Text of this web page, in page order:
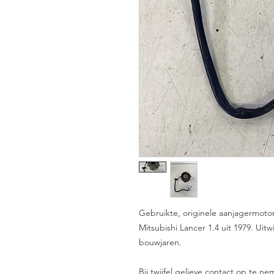
Gebruikte, originele
Mitsubishi Lancer 1.4 uit 1979.
bouwjaren.
Bij twijfel gelieve contact op te